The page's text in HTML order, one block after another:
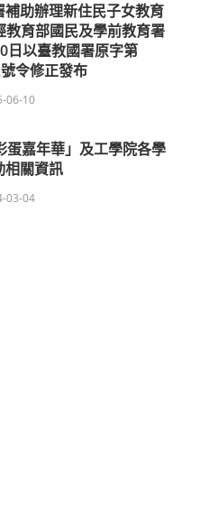
補助辦理新住民子女教育
育部國民及學前教育署
日以臺教國署原字第
令修正發布
06-10
蛋嘉年華」及工學院各學
相關資訊
03-04